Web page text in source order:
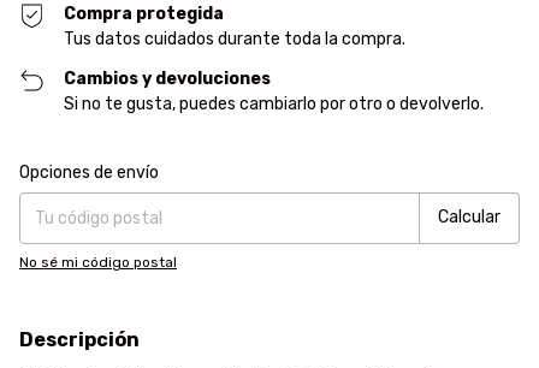
Compra protegida
Tus datos cuidados durante toda la compra.
Cambios y devoluciones
Si no te gusta, puedes cambiarlo por otro o devolverlo.
Entregas para el CP:
Opciones de envío
Calcular
No sé mi código postal
Descripción